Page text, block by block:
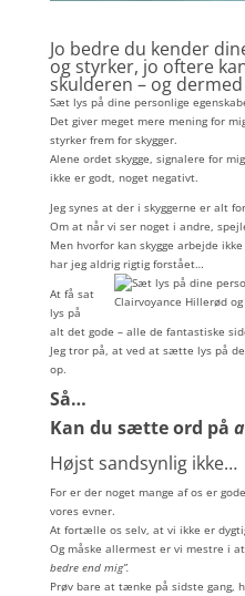
Jo bedre du kender
og styrker, jo oftere
skulderen – og
Sæt lys på dine personlige
Det giver meget mere mening for
styrker frem for skygger.
Alene ordet skygge, signalere for
ikke er godt, noget negativt.
Jeg synes at der i skyggerne er alt
Om at når vi ser noget i andre,
Men hvorfor kan skygge arbejde
har jeg aldrig rigtig forstået…
At få sat
lys på
alt det gode – alle de fantastiske
Jeg tror på, at ved at sætte lys på
op.
Så…
Kan du sætte ord på
Højst sandsynlig ikke…
For er der noget mange af os er
vores evner.
At fortælle os selv, at vi ikke er
Og måske allermest er vi mestre i
bedre end mig”.
Prøv bare at tænke på sidste